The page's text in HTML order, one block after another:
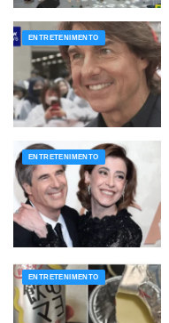
ENTRETENIMENTO
ENTRETENIMENTO
ENTRETENIMENTO